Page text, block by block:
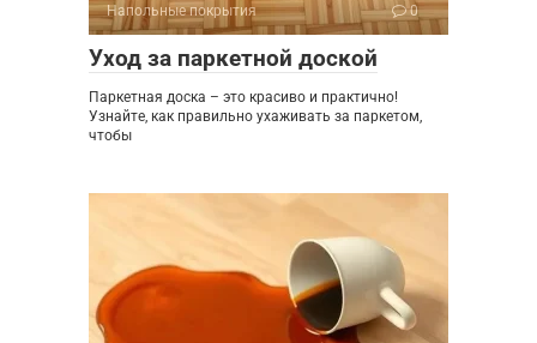
Напольные покрытия 0
Уход за паркетной доской
Паркетная доска – это красиво и практично!
Узнайте, как правильно ухаживать за паркетом,
чтобы